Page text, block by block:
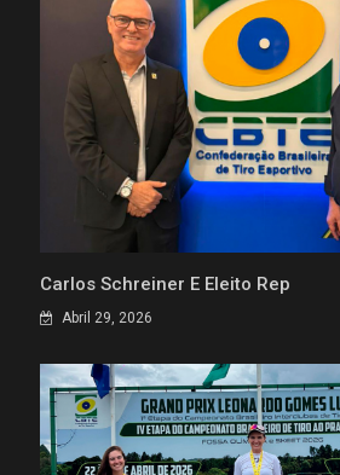
Carlos Schreiner É Eleito Rep
Abril 29, 2026